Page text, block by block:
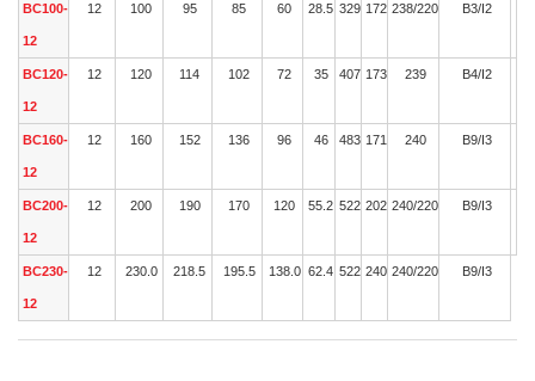
BC100-
12
12 100 95 85 60 28.5 329 172 238/220 B3/I2
BC120-
12
12 120 114 102 72 35 407 173 239 B4/I2
BC160-
12
12 160 152 136 96 46 483 171 240 B9/I3
BC200-
12
12 200 190 170 120 55.2 522 202 240/220 B9/I3
BC230-
12
12 230.0 218.5 195.5 138.0 62.4 522 240 240/220 B9/I3